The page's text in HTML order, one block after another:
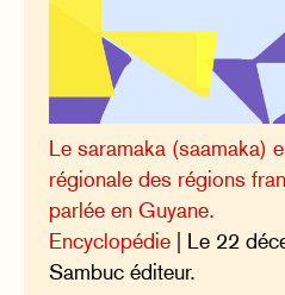
Le saramaka (saamaka)
régionale des régions
parlée en Guyane.
Encyclopédie | Le 22
Sambuc éditeur.